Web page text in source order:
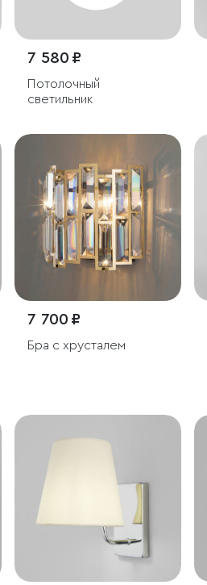
7 580 ₽
Потолочный
светильник
7 700 ₽
Бра с хрусталем